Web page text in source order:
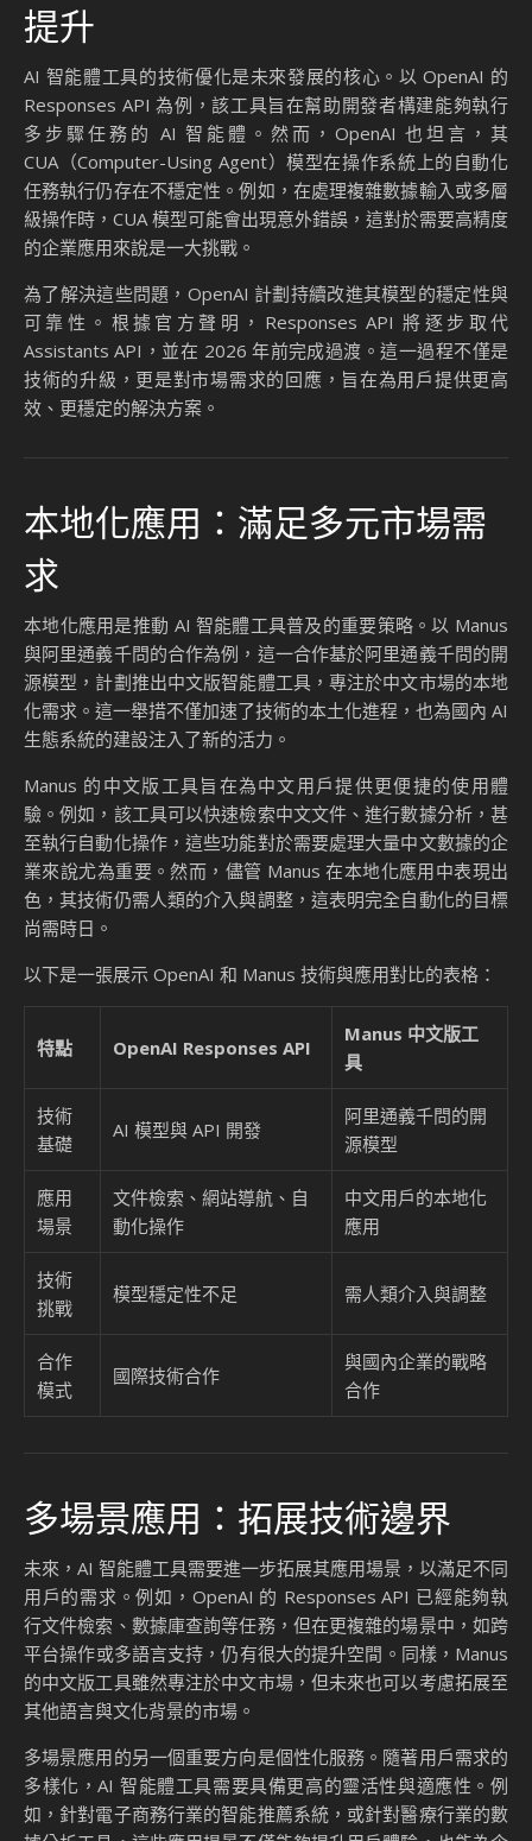
提升
AI 智能體工具的技術優化是未來發展的核心。以 OpenAI 的
Responses API 為例，該工具旨在幫助開發者構建能夠執行
多步驟任務的 AI 智能體。然而，OpenAI 也坦言，其
CUA（Computer-Using Agent）模型在操作系統上的自動化
任務執行仍存在不穩定性。例如，在處理複雜數據輸入或多層
級操作時，CUA 模型可能會出現意外錯誤，這對於需要高精度
的企業應用來說是一大挑戰。
為了解決這些問題，OpenAI 計劃持續改進其模型的穩定性與
可靠性。根據官方聲明，Responses API 將逐步取代
Assistants API，並在 2026 年前完成過渡。這一過程不僅是
技術的升級，更是對市場需求的回應，旨在為用戶提供更高
效、更穩定的解決方案。
本地化應用：滿足多元市場需
求
本地化應用是推動 AI 智能體工具普及的重要策略。以 Manus
與阿里通義千問的合作為例，這一合作基於阿里通義千問的開
源模型，計劃推出中文版智能體工具，專注於中文市場的本地
化需求。這一舉措不僅加速了技術的本土化進程，也為國內 AI
生態系統的建設注入了新的活力。
Manus 的中文版工具旨在為中文用戶提供更便捷的使用體
驗。例如，該工具可以快速檢索中文文件、進行數據分析，甚
至執行自動化操作，這些功能對於需要處理大量中文數據的企
業來說尤為重要。然而，儘管 Manus 在本地化應用中表現出
色，其技術仍需人類的介入與調整，這表明完全自動化的目標
尚需時日。
以下是一張展示 OpenAI 和 Manus 技術與應用對比的表格：
特點 OpenAI Responses API
Manus 中文版工
具
技術
基礎
AI 模型與 API 開發
阿里通義千問的開
源模型
應用
場景
文件檢索、網站導航、自
動化操作
中文用戶的本地化
應用
技術
挑戰
模型穩定性不足 需人類介入與調整
合作
模式
國際技術合作
與國內企業的戰略
合作
多場景應用：拓展技術邊界
未來，AI 智能體工具需要進一步拓展其應用場景，以滿足不同
用戶的需求。例如，OpenAI 的 Responses API 已經能夠執
行文件檢索、數據庫查詢等任務，但在更複雜的場景中，如跨
平台操作或多語言支持，仍有很大的提升空間。同樣，Manus
的中文版工具雖然專注於中文市場，但未來也可以考慮拓展至
其他語言與文化背景的市場。
多場景應用的另一個重要方向是個性化服務。隨著用戶需求的
多樣化，AI 智能體工具需要具備更高的靈活性與適應性。例
如，針對電子商務行業的智能推薦系統，或針對醫療行業的數